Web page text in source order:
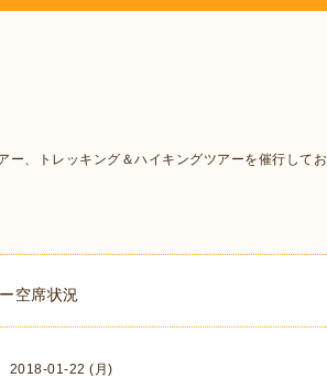
ー、トレッキング＆ハイキングツアーを催行してお
空席状況
2018-01-22 (月)